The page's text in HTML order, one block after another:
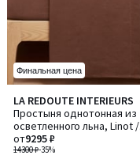
Финальная цена
LA REDOUTE INTERIEURS
Простыня однотонная из
осветленного льна, Linot /
Линот
14300 ₽-35%
от9295 ₽
4,5
/ 5
Количество
цветов:
2